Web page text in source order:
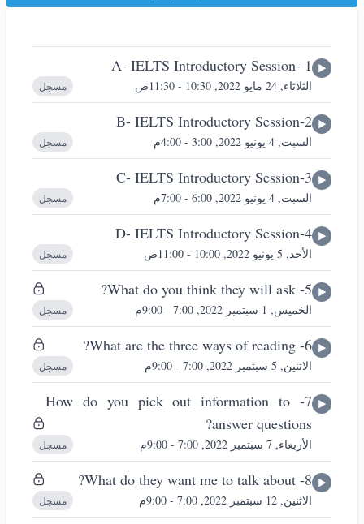
A- IELTS Introductory Session- 1
الثلاثاء, 24 مايو 2022, 10:30 - 11:30ص مسجل
B- IELTS Introductory Session-2
السبت, 4 يونيو 2022, 3:00 - 4:00م مسجل
C- IELTS Introductory Session-3
السبت, 4 يونيو 2022, 6:00 - 7:00م مسجل
D- IELTS Introductory Session-4
الأحد, 5 يونيو 2022, 10:00 - 11:00ص مسجل
5- What do you think they will ask?
الخميس, 1 سبتمبر 2022, 7:00 - 9:00م مسجل
6- What are the three ways of reading?
الاثنين, 5 سبتمبر 2022, 7:00 - 9:00م مسجل
7- How do you pick out information to
answer questions?
الأربعاء, 7 سبتمبر 2022, 7:00 - 9:00م مسجل
8- What do they want me to talk about?
الاثنين, 12 سبتمبر 2022, 7:00 - 9:00م مسجل